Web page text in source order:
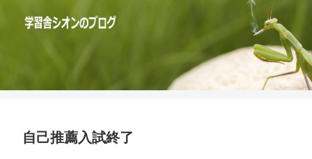
自己推薦入試終了